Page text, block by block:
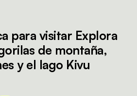
para visitar Explora
de montaña,
y el lago Kivu